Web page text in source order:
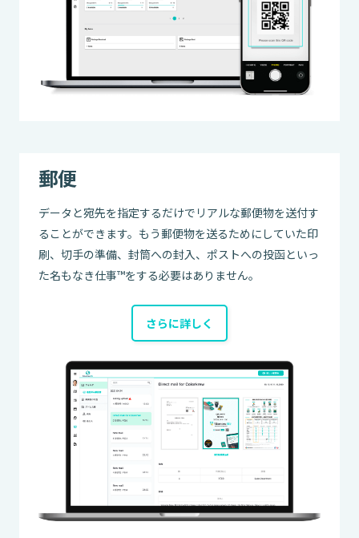
郵便
データと宛先を指定するだけでリアルな郵便物を送付す
ることができます。もう郵便物を送るためにしていた印
刷、切手の準備、封筒への封入、ポストへの投函といっ
た名もなき仕事™をする必要はありません。
さらに詳しく